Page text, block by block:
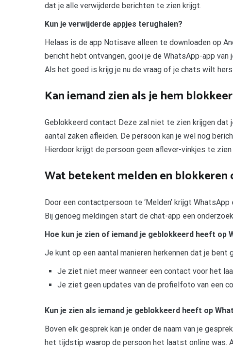
dat je alle verwijderde berichten te zien krijgt.
Kun je verwijderde appjes terughalen?
Helaas is de app Notisave alleen te downloaden op
bericht hebt ontvangen, gooi je de WhatsApp-app
Als het goed is krijg je nu de vraag of je chats wilt
Kan iemand zien als je hem
Geblokkeerd contact Deze zal niet te zien krijgen dat
aantal zaken afleiden. De persoon kan je wel nog
Hierdoor krijgt de persoon geen aflever-vinkjes te
Wat betekent melden en blokkeren
Door een contactpersoon te ‘Melden’ krijgt
Bij genoeg meldingen start de chat-app een
Hoe kun je zien of iemand je geblokkeerd heeft op
Je kunt op een aantal manieren herkennen dat je bent
Je ziet niet meer wanneer een contact voor het
Je ziet geen updates van de profielfoto van een
Kun je zien als iemand je geblokkeerd heeft op
Boven elk gesprek kan je onder de naam van je
het tijdstip waarop de persoon het laatst online was.